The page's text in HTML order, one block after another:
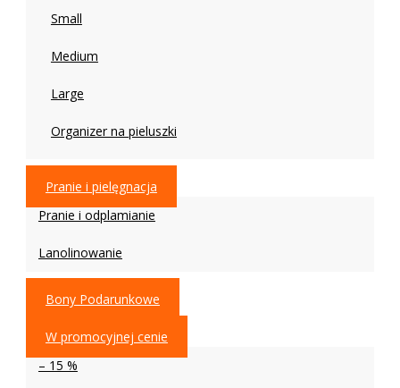
Small
Medium
Large
Organizer na pieluszki
Pranie i pielęgnacja
Pranie i odplamianie
Lanolinowanie
Bony Podarunkowe
W promocyjnej cenie
– 15 %